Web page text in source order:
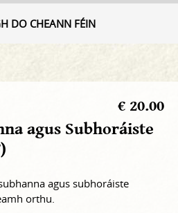
DO CHEANN FÉIN
€ 20.00
agus Subhoráiste
agus subhoráiste
orthu.